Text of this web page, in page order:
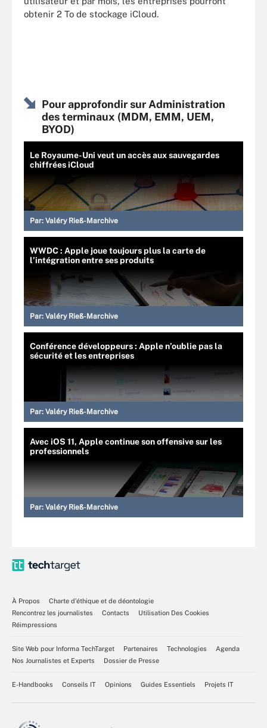
obtenir 2 To de stockage iCloud.
Pour approfondir sur Administration
des terminaux (MDM, EMM, UEM,
BYOD)
Le Royaume-Uni veut un accès aux sauvegardes
chiffrées iCloud
Par: Valéry Rieß-Marchive
WWDC : Apple joue toujours plus la carte de
l’intégration entre ses produits
Par: Valéry Rieß-Marchive
Conférence développeurs : Apple n’oublie pas la
sécurité et les entreprises
Par: Valéry Rieß-Marchive
Avec iOS 11, Apple continue son offensive sur les
professionnels
Par: Valéry Rieß-Marchive
À Propos
Charte d’éthique et de déontologie
Rencontrez les journalistes
Contacts
Utilisation Des Cookies
Réimpressions
Site Web pour Informa TechTarget Partenaires Technologies
Agenda
Nos Journalistes et Experts
Dossier de Presse
E-Handbooks Conseils IT Opinions Guides Essentiels Projets IT